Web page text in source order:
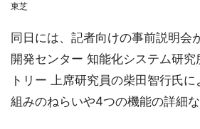
東芝
同日には、記者向けの事前説明会
開発センター 知能化システム研究
トリー 上席研究員の柴田智行氏
組みのねらいや4つの機能の詳細な